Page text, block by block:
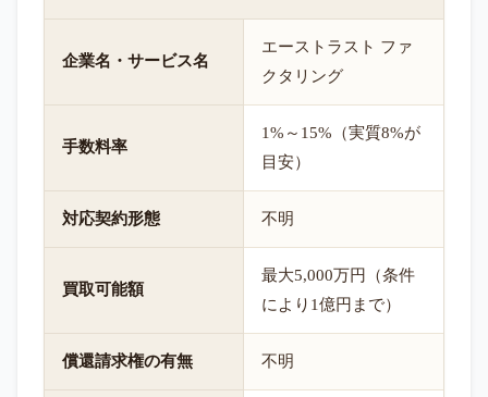
企業名・サービス名
エーストラスト ファ
クタリング
手数料率
1%～15%（実質8%が
目安）
対応契約形態 不明
買取可能額
最大5,000万円（条件
により1億円まで）
償還請求権の有無 不明